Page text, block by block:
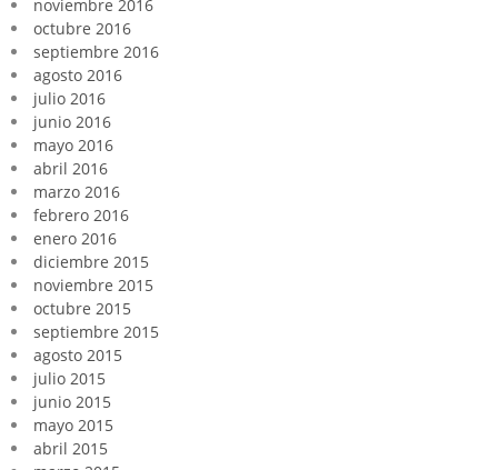
noviembre 2016
octubre 2016
septiembre 2016
agosto 2016
julio 2016
junio 2016
mayo 2016
abril 2016
marzo 2016
febrero 2016
enero 2016
diciembre 2015
noviembre 2015
octubre 2015
septiembre 2015
agosto 2015
julio 2015
junio 2015
mayo 2015
abril 2015